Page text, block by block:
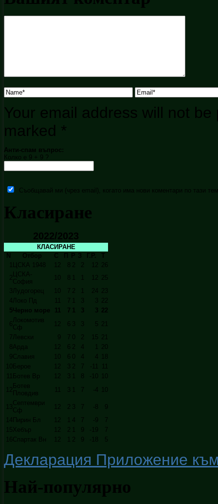
Your email address will not
marked *
Анти-спам въпрос:
Колко е 9 + 9 ?
Съобщавай ми (чрез email), когато има нови коментари по тази
Класиране
2022/2023
КЛАСИРАНЕ
N
Отбор С П Р З Г.Р.
Т
ЦСКА 1948 12 8 2 2 12 26
2 ЦСКА-
София
10 8 12 25
3 Лудогорец 10 7 2 24
23
4 Локо Пд 7 3 3 22
5Черно море 11 7 1 3 3
22
6
Локомотив
Сф
12 6 3 3 5 21
7 Левски 9 7 0 2 15 21
8 Арда 12 6 2 4
20
9 Славия 10 6 0 4 4
18
10 Берое 12 3 2 7 -11
Ботев Вр 12 3 8 -10
10
12
Ботев
Пловдив
3 7 -4 10
13
Септември
Сф
12 2 3 7 -8
9
14 Пирин Бл 12 4 7 -9
7
15Хебър 12 2 9 -19
7
16Спартак Вн 12 2 9 -18 5
Декларация Приложение
Най-популярно